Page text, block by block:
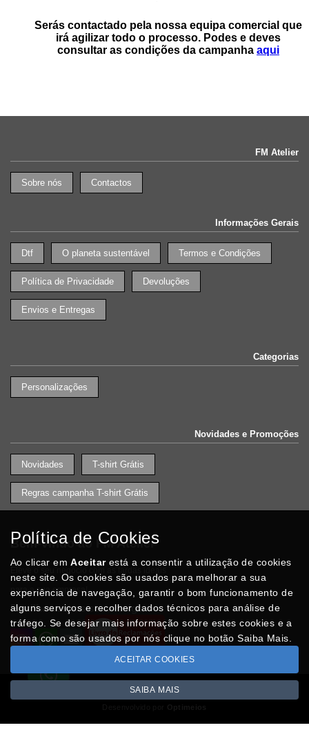
Serás contactado pela nossa equipa comercial que
irá agilizar todo o processo. Podes e deves
consultar as condições da campanha aqui
FM Atelier
Sobre nós Contactos
Informações Gerais
Dtf O planeta sustentável Termos e Condições
Política de Privacidade Devoluções
Envios e Entregas
Categorias
Personalizações
Novidades e Promoções
Novidades T-shirt Grátis
Regras campanha T-shirt Grátis
Bem-vindo ao FM Atelier
para a sua empresa!
Partilhe com os seus amigo
Todos os valores incluem IVA à taxa em vigorCopyright © FMATELIER.pt 2026
Política de Cookies
Ao clicar emAceitarestá a consentir a utilização de cookies
neste site. Os cookies são usados para melhorar a sua
experiência de navegação, garantir o bom funcionamento de
alguns serviços e recolher dados técnicos para análise de
tráfego. Se desejar mais informação sobre estes cookies e a
forma como são usados por nós clique no botão Saiba Mais.
ACEITAR COOKIES
SAIBA MAIS